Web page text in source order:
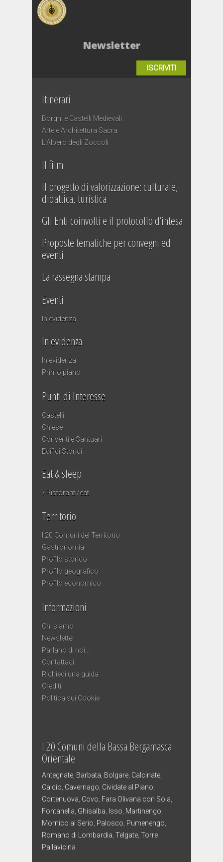
Newsletter
ISCRIVITI
Itinerari
Borghi e Castelli Medievali
Arte e Architettura Sacra
L’Albero degli Zoccoli
Il film
Il progetto di valorizzazione: culturale,
didattica, turistica
Gli Enti coinvolti e il protocollo d’intesa
Proposte tematiche per convegni ed
eventi
La rassegna stampa
Eventi
In evidenza
In evidenza
In evidenza
Primo piano
Punti di Interesse
Castelli
Chiese
Conventi e Santuari
Edifici Storici
Eat & sleep
? Ristoranti/eat
Territorio
I 20 Comuni del Territorio
Gastronomia
Profilo storico
Profilo geografico
Profilo economico
Informazioni
Chi siamo
Newsletter
Parlano di noi…
Contattaci
Richiedi una guida
Crediti
Politica sui Cookie
I 20 Comuni della Bassa Bergamasca
Orientale
Antegnate, Barbata, Bolgare, Calcinate,
Calcio, Cavernago, Cividate al Piano,
Cortenuova, Covo, Fara Olivana con Sola,
Fontanella, Ghisalba, Isso, Martinengo,
Mornico al Serio, Palosco, Pumenengo,
Romano di Lombardia, Telgate, Torre
Pallavicina